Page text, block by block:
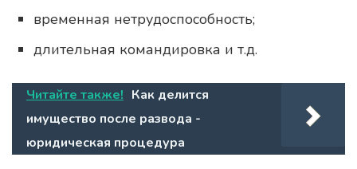
временная нетрудоспособность;
длительная командировка и т.д.
Читайте также! Как делится
имущество после развода -
юридическая процедура